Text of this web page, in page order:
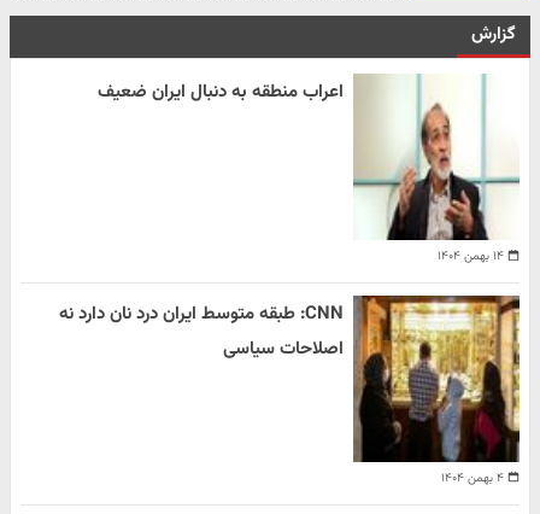
گزارش
۱۴ بهمن ۱۴۰۴
اعراب منطقه به دنبال ایران ضعیف
۴ بهمن ۱۴۰۴
CNN: طبقه متوسط ایران درد نان دارد نه
اصلاحات سیاسی